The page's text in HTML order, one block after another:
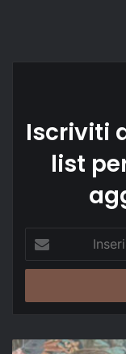
Iscriviti
list
tuo
email